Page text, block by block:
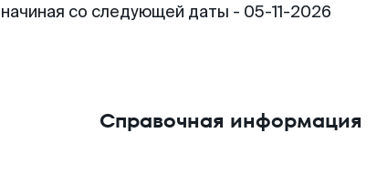
начиная со следующей даты - 05-11-2026
Справочная информация